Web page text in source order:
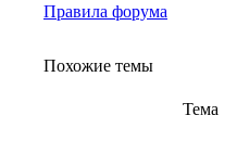
Правила форума
Похожие темы
Тема